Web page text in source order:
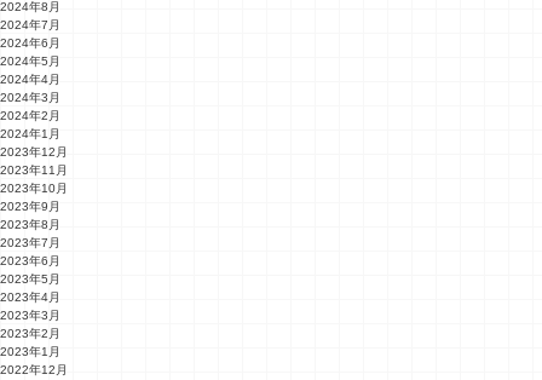
2024年8月
2024年7月
2024年6月
2024年5月
2024年4月
2024年3月
2024年2月
2024年1月
2023年12月
2023年11月
2023年10月
2023年9月
2023年8月
2023年7月
2023年6月
2023年5月
2023年4月
2023年3月
2023年2月
2023年1月
2022年12月